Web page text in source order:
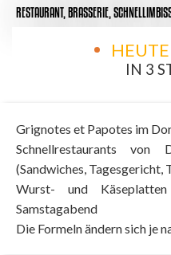
RESTAURANT, BRASSERIE,
IN 3
Grignotes et Papotes im
Schnellrestaurants von
(Sandwiches, Tagesgericht,
Wurst- und
Samstagabend
Die Formeln ändern sich je